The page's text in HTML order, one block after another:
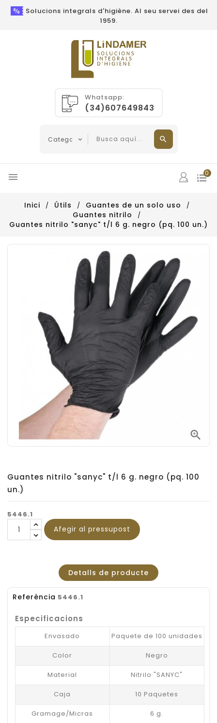
Solucions integrals d'higiène. Al seu servei des del
1959.
Whatsapp:
(34)607649843
 0
Inici Útils
Guantes de un solo uso
Guantes nitrilo
Guantes nitrilo "sanyc" t/l 6 g. negro (pq. 100 un.)

Guantes nitrilo "sanyc" t/l 6 g. negro (pq. 100
un.)
5446.1
Afegir al pressupost
Detalls de producte
Referència 5446.1
Especificacions
Envasado Paquete de 100 unidades
Color Negro
Material Nitrilo "SANYC"
Caja 10 Paquetes
Gramage/Micras 6 g.